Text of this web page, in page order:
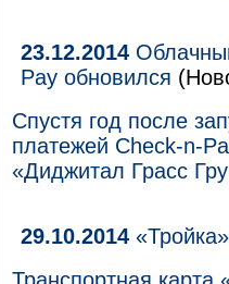
23.12.2014
Pay обновился
Спустя год после
платежей Check-n-
«Диджитал Грасс
29.10.2014